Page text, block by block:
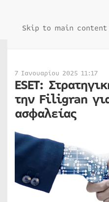
Skip to main content
7 Ιανουαρίου 2025 11:17
ESET:
την Filigran
ασφαλείας